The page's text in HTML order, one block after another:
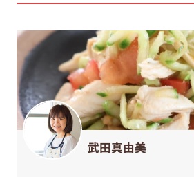
武田真由美